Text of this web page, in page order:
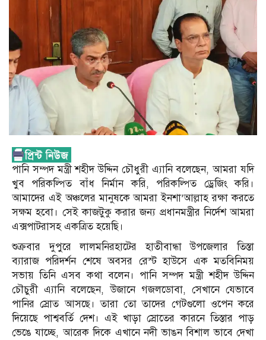
পানি সম্পদ মন্ত্রী শহীদ উদ্দিন চৌধুরী এ্যানি বলেছেন, আমরা যদি
খুব পরিকল্পিত বাঁধ নির্মান করি, পরিকল্পিত ড্রেজিং করি।
আমাদের এই অঞ্চলের মানুষকে আমরা ইনশা’আল্লাহ রক্ষা করতে
সক্ষম হবো। সেই কাজটুকু করার জন্য প্রধানমন্ত্রীর নির্দেশ আমরা
এক্সপাটরাসহ একত্রিত হয়েছি।
শুক্রবার দুপুরে লালমনিরহাটের হাতীবান্ধা উপজেলার তিস্তা
ব্যারাজ পরিদর্শন শেষে অবসর রেস্ট হাউসে এক মতবিনিময়
সভায় তিনি এসব কথা বলেন। পানি সম্পদ মন্ত্রী শহীদ উদ্দিন
চৌচুরী এ্যানি বলেছেন, উজানে গজলডোবা, সেখানে যেভাবে
পানির স্রোত আসছে। তারা তো তাদের গেটগুলো ওপেন করে
দিয়েছে পাশ্ববর্তি দেশ। এই খাড়া স্রোতের কারনে তিস্তার পাড়
ভেঙে যাচ্ছে, আরেক দিকে এখানে নদী ভাঙন বিশাল ভাবে দেখা